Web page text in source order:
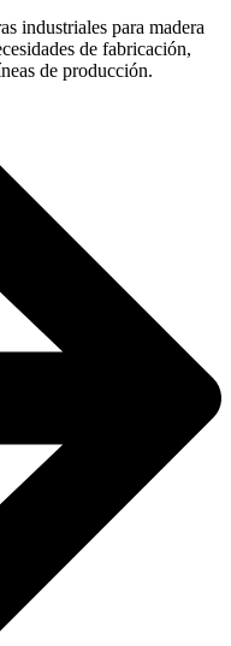
industriales para madera
de fabricación,
de producción.